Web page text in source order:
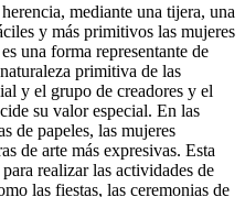
mediante una tijera, una
y más primitivos las mujeres
una forma representante de
primitiva de las
y el grupo de creadores y el
su valor especial. En las
de papeles, las mujeres
de arte más expresivas. Esta
realizar las actividades de
las fiestas, las ceremonias de